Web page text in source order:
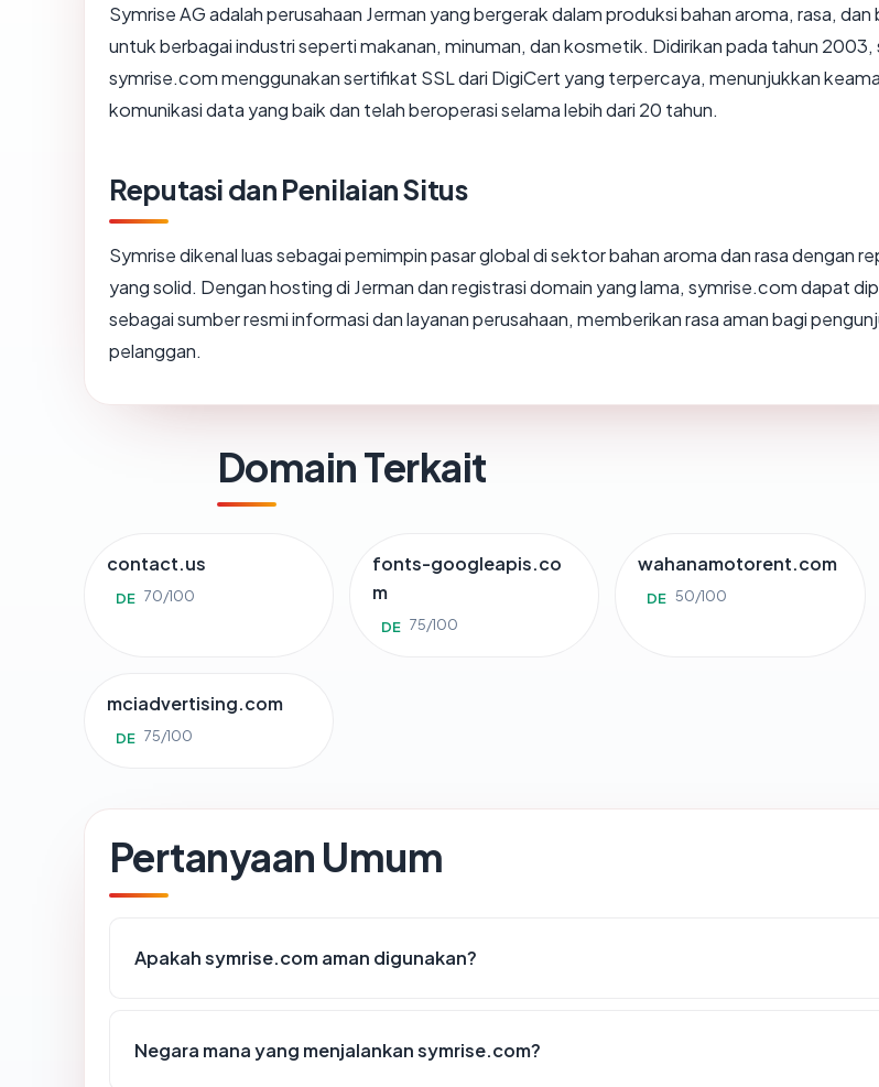
Symrise AG adalah perusahaan Jerman yang bergerak dalam produksi bahan aroma, rasa,
untuk berbagai industri seperti makanan, minuman, dan kosmetik. Didirikan pada tahun 2003,
symrise.com menggunakan sertifikat SSL dari DigiCert yang terpercaya, menunjukkan
komunikasi data yang baik dan telah beroperasi selama lebih dari 20 tahun.
Reputasi dan Penilaian Situs
Symrise dikenal luas sebagai pemimpin pasar global di sektor bahan aroma dan rasa dengan
yang solid. Dengan hosting di Jerman dan registrasi domain yang lama, symrise.com dapat
sebagai sumber resmi informasi dan layanan perusahaan, memberikan rasa aman bagi
pelanggan.
Domain Terkait
contact.us
DE 70/100
fonts-googleapis.co
m
DE 75/100
wahanamotorent.com
DE 50/100
mciadvertising.com
DE 75/100
Pertanyaan Umum
Apakah symrise.com aman digunakan?
Negara mana yang menjalankan symrise.com?